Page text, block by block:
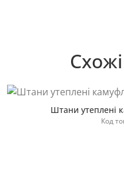
Штани утеплені
Код